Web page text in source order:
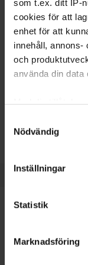
som t.ex. ditt IP-
cookies för att
enhet för att
innehåll, annons-
och
använda din data
som kan ha
Du kan ändra
För att du ska få
Nödvändig
Inställningar
Statistik
Marknadsföring
tagit fram ett